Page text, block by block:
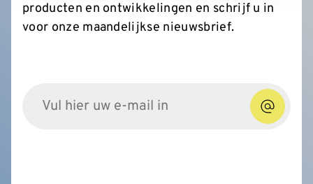
producten en ontwikkelingen en schrijf u in
voor onze maandelijkse nieuwsbrief.